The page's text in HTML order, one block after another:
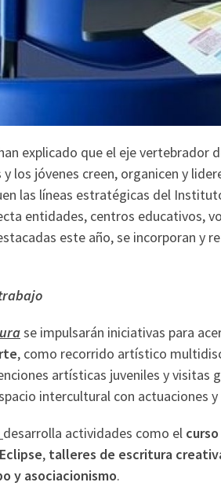
explicado que el eje
los jóvenes creen, organicen y
las líneas estratégicas del
entidades, centros educativos,
este año, se incorporan y
se impulsarán iniciativas para
, como recorrido artístico
artísticas juveniles y visitas
intercultural con actuaciones y
desarrolla actividades como el
, talleres de escritura
y asociacionismo.